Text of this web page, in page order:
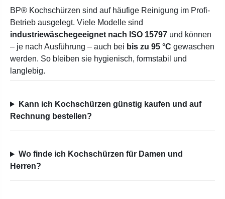
BP® Kochschürzen sind auf häufige Reinigung im Profi-
Betrieb ausgelegt. Viele Modelle sind
industriewäschegeeignet nach ISO 15797 und können
– je nach Ausführung – auch bei bis zu 95 °C gewaschen
werden. So bleiben sie hygienisch, formstabil und
langlebig.
Kann ich Kochschürzen günstig kaufen und auf
Rechnung bestellen?
Wo finde ich Kochschürzen für Damen und
Herren?